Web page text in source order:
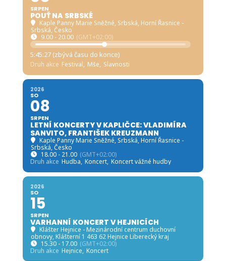
SRPEN
POUŤ NA SRBSKÉ
Kaple Panny Marie Sněžné, Srbská, Horní Řasnice -
Srbská, Česko
9.00 - 20.00 (GMT+02:00)
5:45:25 (zbývá času do konce)
Druh akce Festival, Mše, Slavnosti
2026
SO
08
SRPEN
LETNÍ KONCERTY V KAPLIČCE: VLADIMÍRA
SANVITO, FRANTIŠEK KREUZMANN
Kaple Panny Marie Sněžné, Srbská, Horní Řasnice -
Srbská, Česko
18.00 - 21.00 (GMT+02:00)
Druh akce Hudba, Koncert, Koncert vážné hudby
2026
SO
15
SRPEN
VARHANNÍ KONCERT V HEJNICÍCH
Klášter Hejnice - Mezinárodní centrum duchovní
obnovy, Klášterní 1 463 62 Hejnice Liberecký kraj
15.30 - 17.00 (GMT+02:00)
Druh akce Hejnice, Koncert